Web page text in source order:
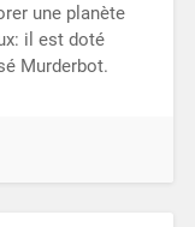
une planète
il est doté
Murderbot.